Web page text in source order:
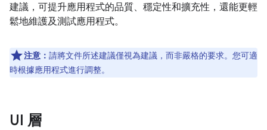
建議，可提升應用程式的品質、穩定性和擴充性，還能更輕
鬆地維護及測試應用程式。
注意： 請將文件所述建議僅視為建議，而非嚴格的要求。您可適
時根據應用程式進行調整。
UI 層